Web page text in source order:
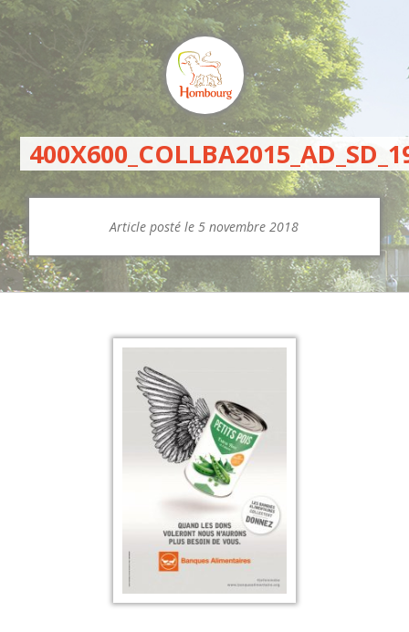
Article posté le 5 novembre 2018